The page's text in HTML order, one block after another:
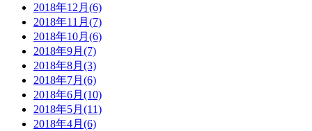
2018年12月(6)
2018年11月(7)
2018年10月(6)
2018年9月(7)
2018年8月(3)
2018年7月(6)
2018年6月(10)
2018年5月(11)
2018年4月(6)